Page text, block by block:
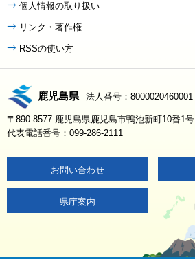
個人情報の取り扱い
リンク・著作権
RSSの使い方
鹿児島県 法人番号：8000020460001
〒890-8577 鹿児島県鹿児島市鴨池新町10番1号
代表電話番号：099-286-2111
お問い合わせ
県庁案内